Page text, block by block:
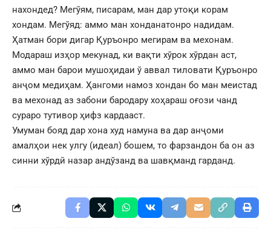
нахондед? Мегўям, писарам, ман дар утоқи корам
хондам. Мегўяд: аммо ман хонданатонро надидам.
Ҳатман бори дигар Қуръонро мегирам ва мехонам.
Модараш изҳор мекунад, ки вақти хўрок хўрдан аст,
аммо ман барои мушоҳидаи ў аввал тиловати Қуръонро
анҷом медиҳам. Ҳангоми намоз хондан бо ман меистад
ва мехонад аз забони бародару хоҳараш оғози чанд
сураро тутивор ҳифз кардааст.
Умуман бояд дар хона худ намуна ва дар анҷоми
амалҳои нек улгу (идеал) бошем, то фарзандон ба он аз
синни хўрдӣ назар андўзанд ва шавқманд гарданд.